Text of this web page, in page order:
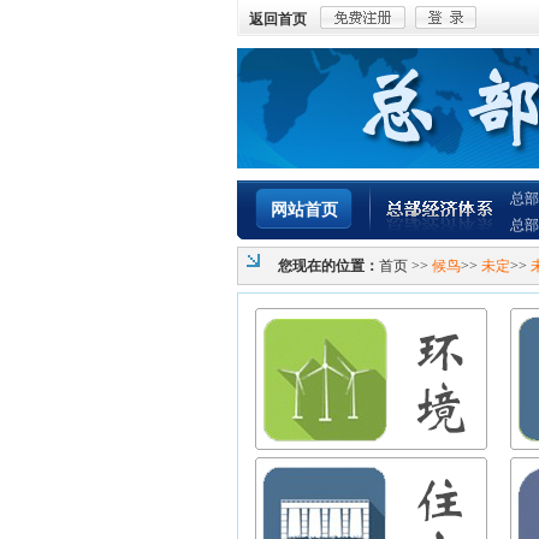
返回首页
网站首页
总
总
您现在的位置： 首页 >> 候鸟>> 未定>>